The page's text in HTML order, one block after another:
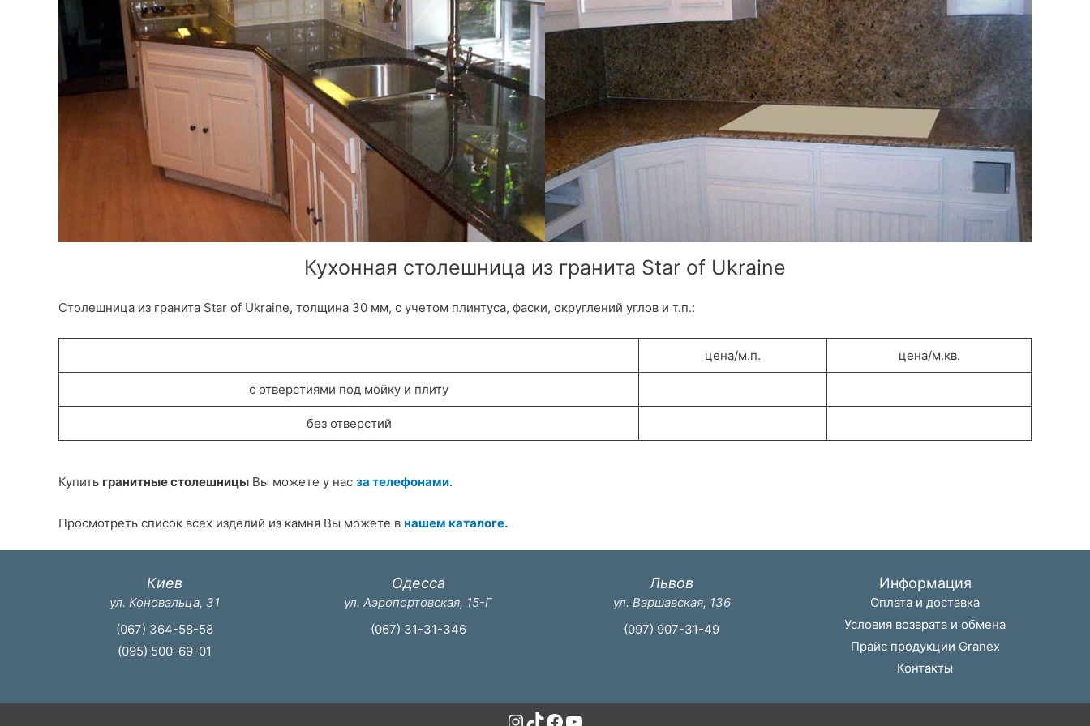
Кухонная столешница из гранита Star of Ukraine
Столешница из гранита Star of Ukraine, толщина 30 мм, с учетом плинтуса, фаски, округлений углов и т.п.:
цена/м.п. цена/м.кв.
с отверстиями под мойку и плиту
без отверстий
Купить гранитные столешницы Вы можете у нас за телефонами.
Просмотреть список всех изделий из камня Вы можете в нашем каталоге.
Киев
ул. Коновальца, 31
(067) 364-58-58
(095) 500-69-01
Одесса
ул. Аэропортовская, 15-Г
(067) 31-31-346
Львов
ул. Варшавская, 136
(097) 907-31-49
Информация
Оплата и доставка
Условия возврата и обмена
Прайс продукции Granex
Контакты
Instagram
TikTok
Facebook
YouTube